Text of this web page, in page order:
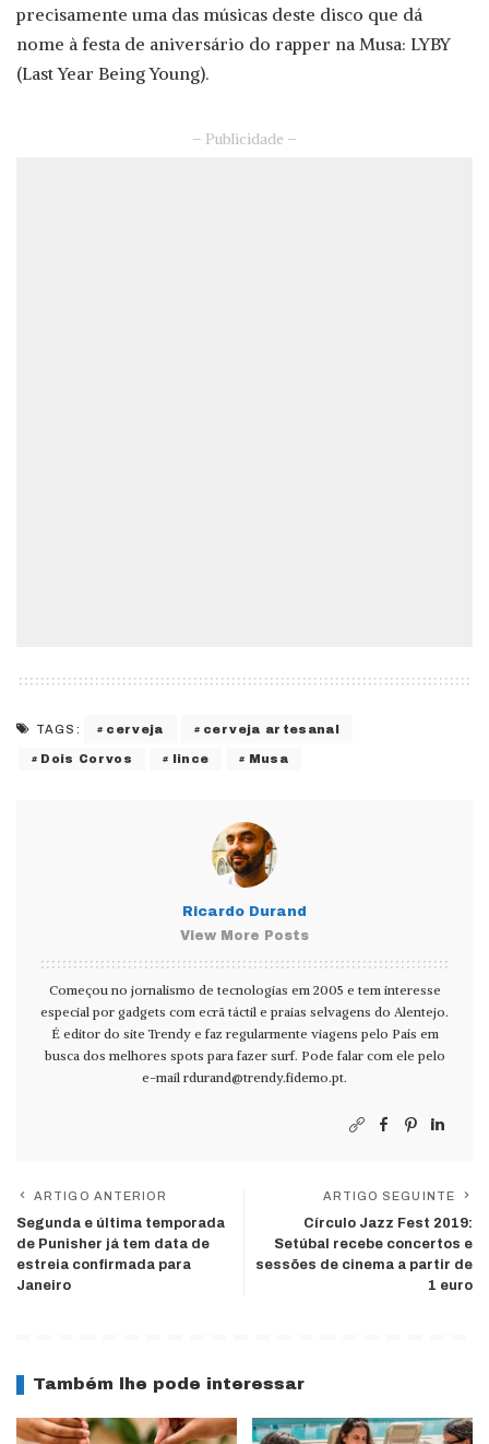
precisamente uma das músicas deste disco que dá
nome à festa de aniversário do rapper na Musa: LYBY
(Last Year Being Young).
– Publicidade –
TAGS: cerveja cerveja artesanal
Dois Corvos lince Musa
Ricardo Durand
View More Posts
Começou no jornalismo de tecnologias em 2005 e tem interesse
especial por gadgets com ecrã táctil e praias selvagens do Alentejo.
É editor do site Trendy e faz regularmente viagens pelo País em
busca dos melhores spots para fazer surf. Pode falar com ele pelo
e-mail rdurand@trendy.fidemo.pt.
ARTIGO ANTERIOR
Segunda e última temporada
de Punisher já tem data de
estreia confirmada para
Janeiro
ARTIGO SEGUINTE
Círculo Jazz Fest 2019:
Setúbal recebe concertos e
sessões de cinema a partir de
1 euro
Também lhe pode interessar